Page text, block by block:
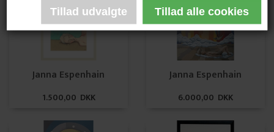
Janna Espenhain
1.500,00 DKK
Janna Espenhain
6.000,00 DKK